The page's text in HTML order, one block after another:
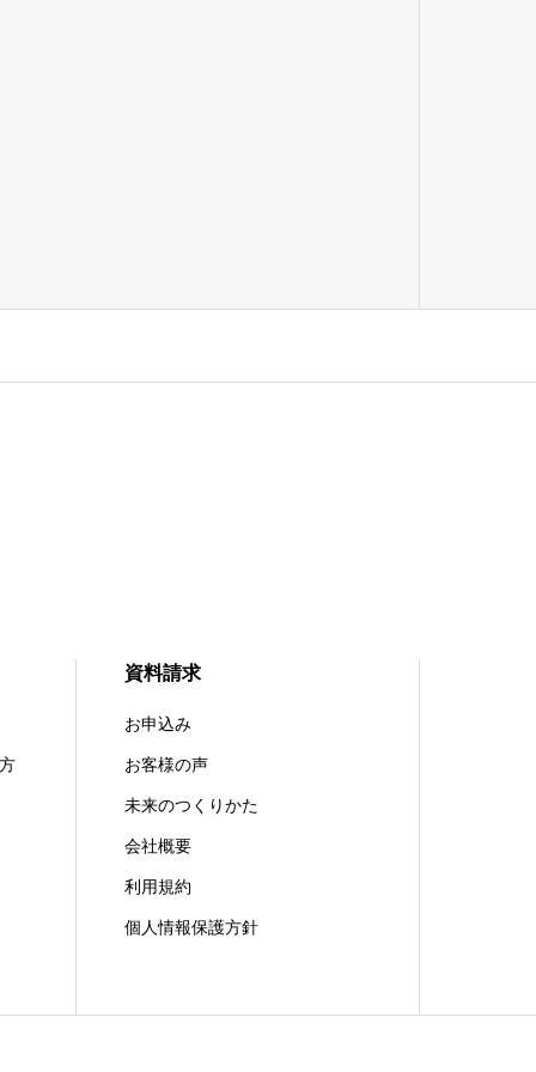
資料請求
お申込み
お客様の声
未来のつくりかた
会社概要
利用規約
個人情報保護方針